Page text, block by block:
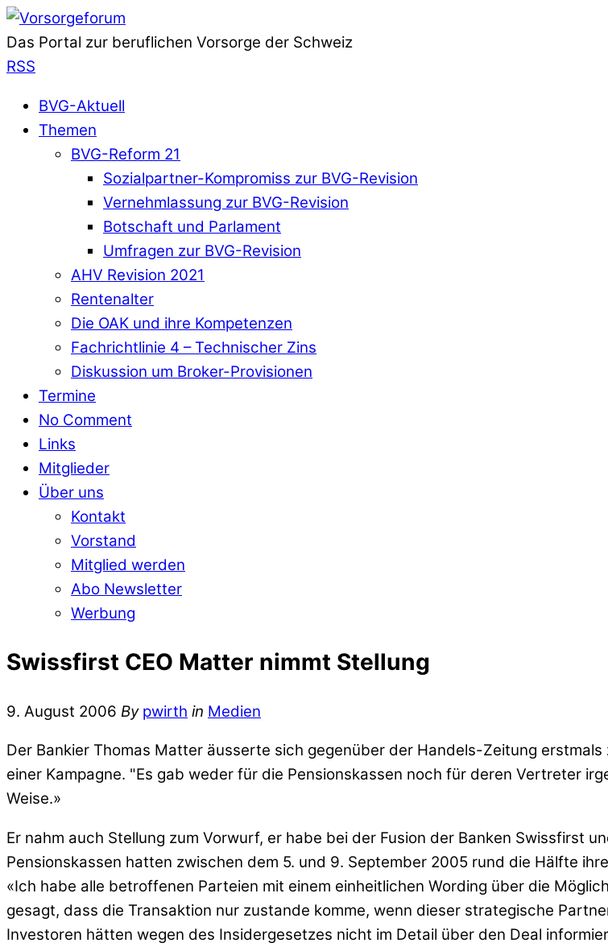
Das Portal zur beruflichen Vorsorge der Schweiz
RSS
BVG-Aktuell
Themen
BVG-Reform 21
Sozialpartner-Kompromiss zur BVG-Revision
Vernehmlassung zur BVG-Revision
Botschaft und Parlament
Umfragen zur BVG-Revision
AHV Revision 2021
Rentenalter
Die OAK und ihre Kompetenzen
Fachrichtlinie 4 – Technischer Zins
Diskussion um Broker-Provisionen
Termine
No Comment
Links
Mitglieder
Über uns
Kontakt
Vorstand
Mitglied werden
Abo Newsletter
Werbung
Swissfirst CEO Matter nimmt Stellung
9. August 2006 By pwirth in Medien
Der Bankier Thomas Matter äusserte sich gegenüber der Handels-Zeitung
einer Kampagne. "Es gab weder für die Pensionskassen noch für deren Vertreter
Weise.»
Er nahm auch Stellung zum Vorwurf, er habe bei der Fusion der Banken Swissfirst
Pensionskassen hatten zwischen dem 5. und 9. September 2005 rund die Hälfte
«Ich habe alle betroffenen Parteien mit einem einheitlichen Wording über die
gesagt, dass die Transaktion nur zustande komme, wenn dieser strategische
Investoren hätten wegen des Insidergesetzes nicht im Detail über den Deal